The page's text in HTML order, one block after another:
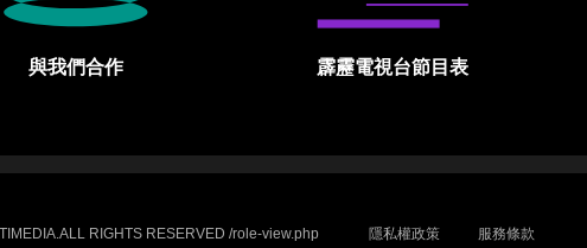
與我們合作 霹靂電視台節目表
RIGHTS RESERVED /role-view.php 隱私權政策 服務條款